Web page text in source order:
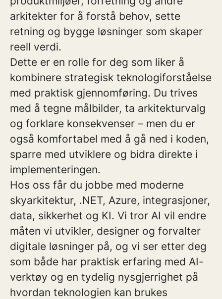
arkitekter for å forstå behov, sette
retning og bygge løsninger som skaper
reell verdi.
Dette er en rolle for deg som liker å
kombinere strategisk teknologiforståelse
med praktisk gjennomføring. Du trives
med å tegne målbilder, ta arkitekturvalg
og forklare konsekvenser – men du er
også komfortabel med å gå ned i koden,
sparre med utviklere og bidra direkte i
implementeringen.
Hos oss får du jobbe med moderne
skyarkitektur, .NET, Azure, integrasjoner,
data, sikkerhet og KI. Vi tror AI vil endre
måten vi utvikler, designer og forvalter
digitale løsninger på, og vi ser etter deg
som både har praktisk erfaring med AI-
verktøy og en tydelig nysgjerrighet på
hvordan teknologien kan brukes